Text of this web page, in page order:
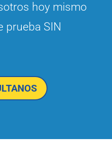
hoy mismo
prueba SIN